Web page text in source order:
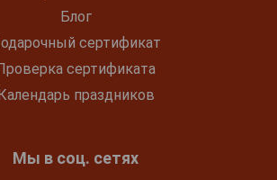
Блог
сертификат
сертификата
праздников
Мы в соц. сетях